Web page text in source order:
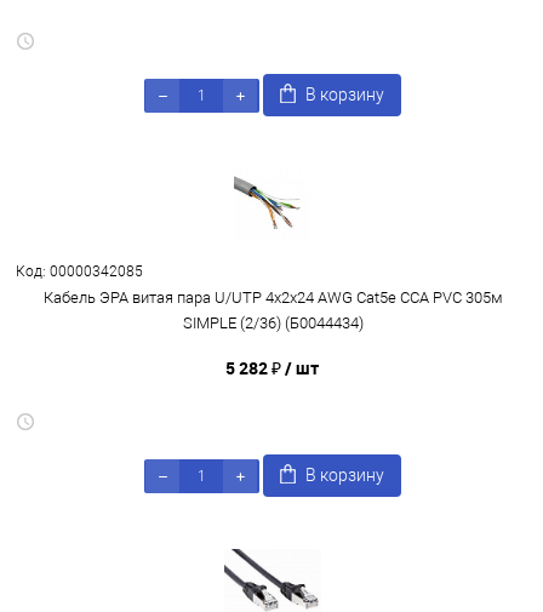
В корзину
Код: 00000342085
Кабель ЭРА витая пара U/UTP 4x2x24 AWG Cat5e CCA PVC 305м
SIMPLE (2/36) (Б0044434)
5 282 ₽/ шт
В корзину